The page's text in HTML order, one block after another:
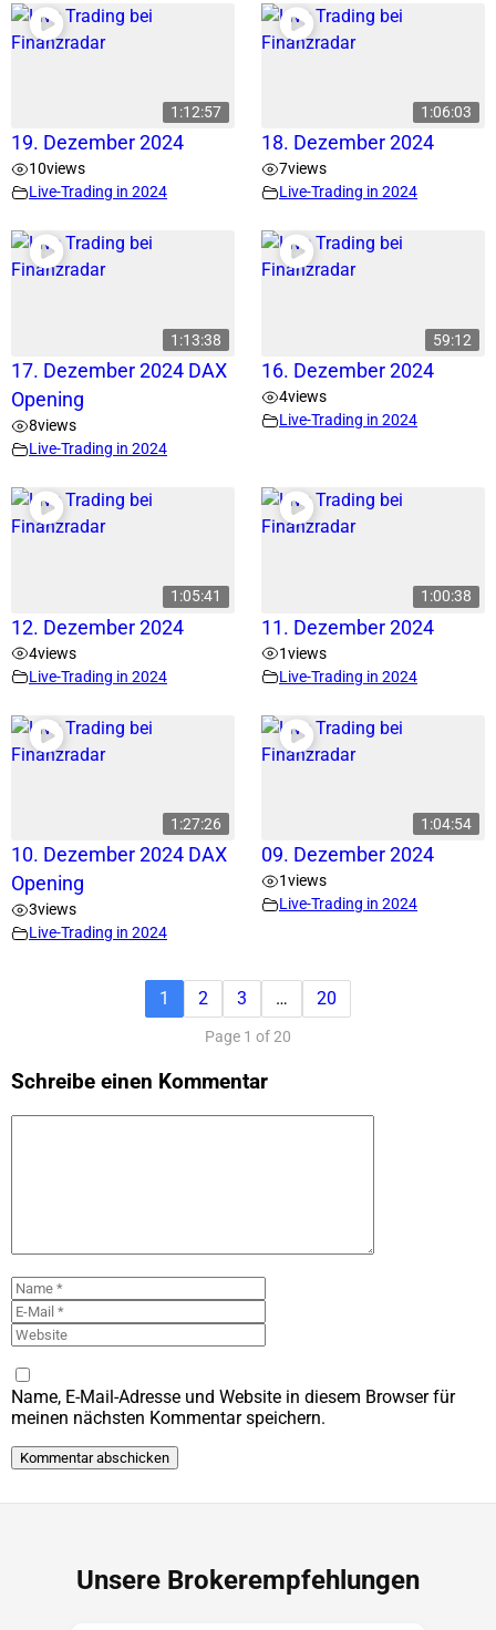
1:12:57
19. Dezember 2024
10views
Live-Trading in 2024
1:06:03
18. Dezember 2024
7views
Live-Trading in 2024
1:13:38
17. Dezember 2024 DAX
Opening
8views
Live-Trading in 2024
59:12
16. Dezember 2024
4views
Live-Trading in 2024
1:05:41
12. Dezember 2024
4views
Live-Trading in 2024
1:00:38
11. Dezember 2024
1views
Live-Trading in 2024
1:27:26
10. Dezember 2024 DAX
Opening
3views
Live-Trading in 2024
1:04:54
09. Dezember 2024
1views
Live-Trading in 2024
1 2 3 … 20
Page 1 of 20
Schreibe einen Kommentar
Name
Mail
Name, E-Mail-Adresse und Website in diesem Browser für
meinen nächsten Kommentar speichern.
Unsere Brokerempfehlungen